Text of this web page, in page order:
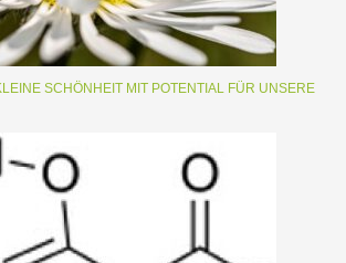
SCHÖNHEIT MIT POTENTIAL FÜR UNSERE